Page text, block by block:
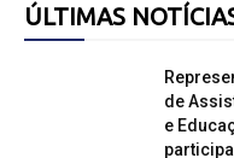
ÚLTIMAS
de
e